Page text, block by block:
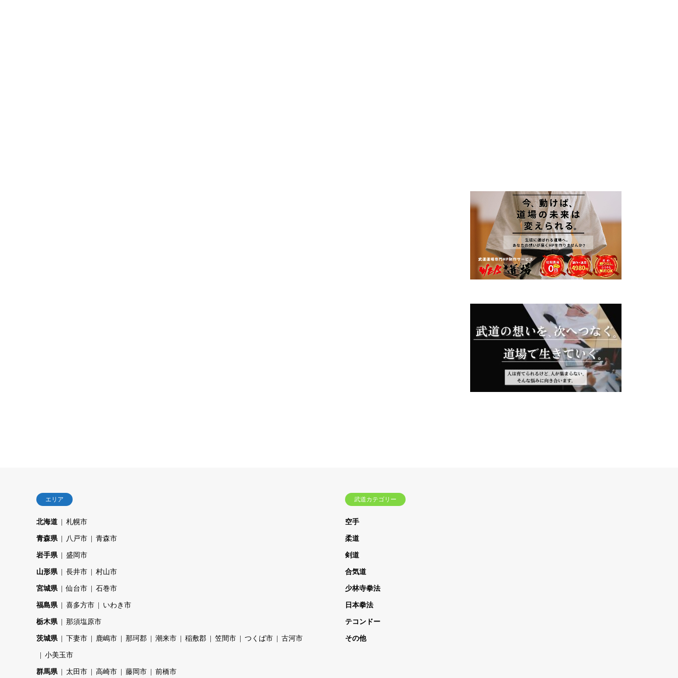
エリア
北海道 札幌市
青森県 八戸市 青森市
岩手県 盛岡市
山形県 長井市 村山市
宮城県 仙台市 石巻市
福島県 喜多方市 いわき市
栃木県 那須塩原市
茨城県 下妻市 鹿嶋市 那珂郡 潮来市 稲敷郡 笠間市 つくば市 古河市
小美玉市
群馬県 太田市 高崎市 藤岡市 前橋市
武道カテゴリー
空手
柔道
剣道
合気道
少林寺拳法
日本拳法
テコンドー
その他